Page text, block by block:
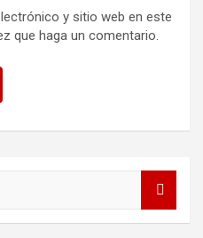
y sitio web en este
que haga un comentario.